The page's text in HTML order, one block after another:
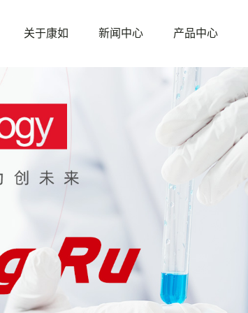
关于康如 新闻中心 产品中心